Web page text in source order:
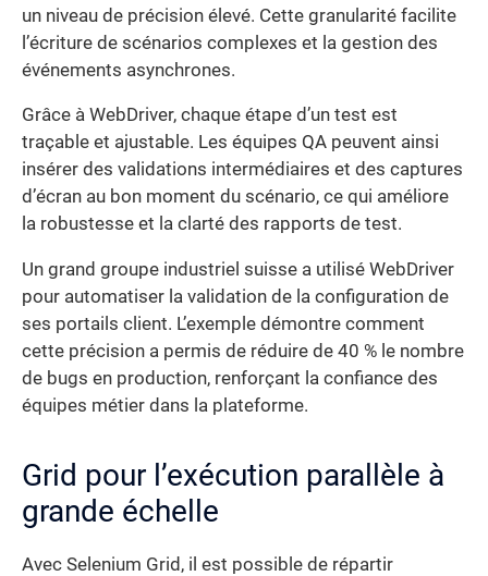
un niveau de précision élevé. Cette granularité facilite
l’écriture de scénarios complexes et la gestion des
événements asynchrones.
Grâce à WebDriver, chaque étape d’un test est
traçable et ajustable. Les équipes QA peuvent ainsi
insérer des validations intermédiaires et des captures
d’écran au bon moment du scénario, ce qui améliore
la robustesse et la clarté des rapports de test.
Un grand groupe industriel suisse a utilisé WebDriver
pour automatiser la validation de la configuration de
ses portails client. L’exemple démontre comment
cette précision a permis de réduire de 40 % le nombre
de bugs en production, renforçant la confiance des
équipes métier dans la plateforme.
Grid pour l’exécution parallèle à
grande échelle
Avec Selenium Grid, il est possible de répartir